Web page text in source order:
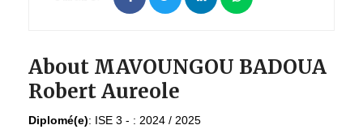
About MAVOUNGOU BADOUA
Robert Aureole
Diplomé(e): ISE 3 - : 2024 / 2025